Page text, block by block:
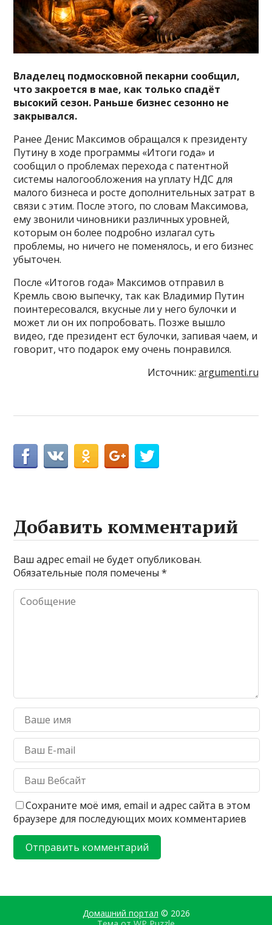
Владелец подмосковной пекарни сообщил,
что закроется в мае, как только спадёт
высокий сезон. Раньше бизнес сезонно не
закрывался.
Ранее Денис Максимов обращался к президенту
Путину в ходе программы «Итоги года» и
сообщил о проблемах перехода с патентной
системы налогообложения на уплату НДС для
малого бизнеса и росте дополнительных затрат в
связи с этим. После этого, по словам Максимова,
ему звонили чиновники различных уровней,
которым он более подробно излагал суть
проблемы, но ничего не поменялось, и его бизнес
убыточен.
После «Итогов года» Максимов отправил в
Кремль свою выпечку, так как Владимир Путин
поинтересовался, вкусные ли у него булочки и
может ли он их попробовать. Позже вышло
видео, где президент ест булочки, запивая чаем, и
говорит, что подарок ему очень понравился.
Источник: argumenti.ru
Добавить комментарий
Ваш адрес email не будет опубликован.
Обязательные поля помечены*
Сохраните моё имя, email и адрес сайта в этом
браузере для последующих моих комментариев
Домашний портал © 2026